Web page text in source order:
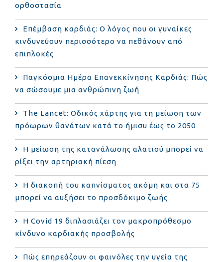
ορθοστασία
Επέμβαση καρδιάς: Ο λόγος που οι γυναίκες
κινδυνεύουν περισσότερο να πεθάνουν από
επιπλοκές
Παγκόσμια Ημέρα Επανεκκίνησης Καρδιάς: Πώς
να σώσουμε μια ανθρώπινη ζωή
The Lancet: Οδικός χάρτης για τη μείωση των
πρόωρων θανάτων κατά το ήμισυ έως το 2050
Η μείωση της κατανάλωσης αλατιού μπορεί να
ρίξει την αρτηριακή πίεση
Η διακοπή του καπνίσματος ακόμη και στα 75
μπορεί να αυξήσει το προσδόκιμο ζωής
Η Covid 19 διπλασιάζει τον μακροπρόθεσμο
κίνδυνο καρδιακής προσβολής
Πώς επηρεάζουν οι φαινόλες την υγεία της